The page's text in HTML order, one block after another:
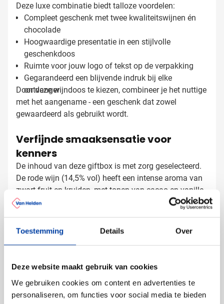
Toestemming Details Over
Deze website maakt gebruik van cookies
We gebruiken cookies om content en advertenties te
personaliseren, om functies voor social media te bieden
Deze luxe combinatie biedt talloze voordelen:
Compleet geschenk met twee kwaliteitswijnen én
chocolade
Hoogwaardige presentatie in een stijlvolle
geschenkdoos
Ruimte voor jouw logo of tekst op de verpakking
Gegarandeerd een blijvende indruk bij elke
ontvanger
Door deze wijndoos te kiezen, combineer je het nuttige
met het aangename - een geschenk dat zowel
gewaardeerd als gebruikt wordt.
Verfijnde smaaksensatie voor
kenners
De inhoud van deze giftbox is met zorg geselecteerd.
De rode wijn (14,5% vol) heeft een intense aroma van
zwart fruit en kruiden, met tonen van cacao en vanille
door de rijping op Franse eikenhouten vaten. De witte
appel, perfect in balans met een subtiele houttoets. De
acht ambachtelijke chocoladetruffels in verschillende
Tubes Giftbox laten bedrukken met
Bij Van Helden Relatiegeschenken zorgen we voor een
professionele bedrukking van jouw wijndoos:
Met je bedrijfslogo voor directe herkenning